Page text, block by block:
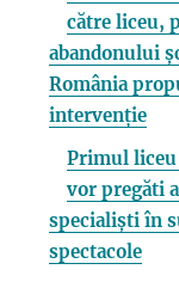
către liceu,
abandonului
România
intervenție
Primul liceu
vor pregăti
specialiști în
spectacole